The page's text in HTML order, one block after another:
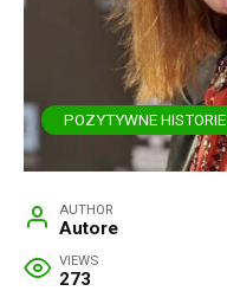
POZYTYWNE HISTORIE
AUTHOR
Autore
VIEWS
273